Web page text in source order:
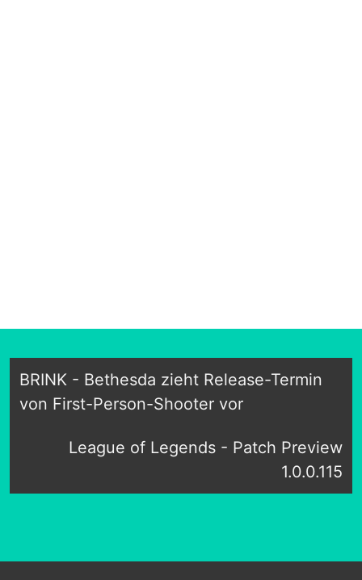
BRINK - Bethesda zieht Release-Termin
von First-Person-Shooter vor
League of Legends - Patch Preview
1.0.0.115